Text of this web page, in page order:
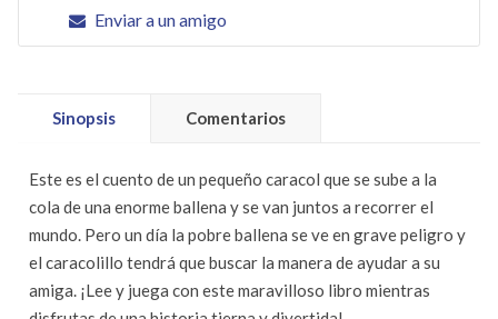
Enviar a un amigo
Sinopsis Comentarios
Este es el cuento de un pequeño caracol que se sube a la
cola de una enorme ballena y se van juntos a recorrer el
mundo. Pero un día la pobre ballena se ve en grave peligro y
el caracolillo tendrá que buscar la manera de ayudar a su
amiga. ¡Lee y juega con este maravilloso libro mientras